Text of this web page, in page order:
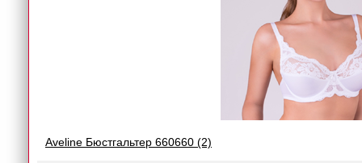
Aveline Бюстгальтер 660660 (2)